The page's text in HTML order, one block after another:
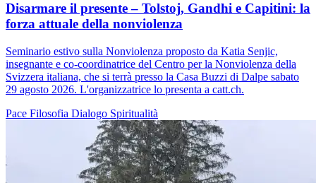
Disarmare il presente – Tolstoj, Gandhi e Capitini: la
forza attuale della nonviolenza
Seminario estivo sulla Nonviolenza proposto da Katia Senjic,
insegnante e co-coordinatrice del Centro per la Nonviolenza della
Svizzera italiana, che si terrà presso la Casa Buzzi di Dalpe sabato
29 agosto 2026. L'organizzatrice lo presenta a catt.ch.
Pace Filosofia Dialogo Spiritualità